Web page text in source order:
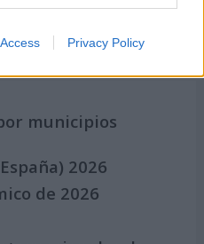
Privacy Policy
municipios
2026
de 2026